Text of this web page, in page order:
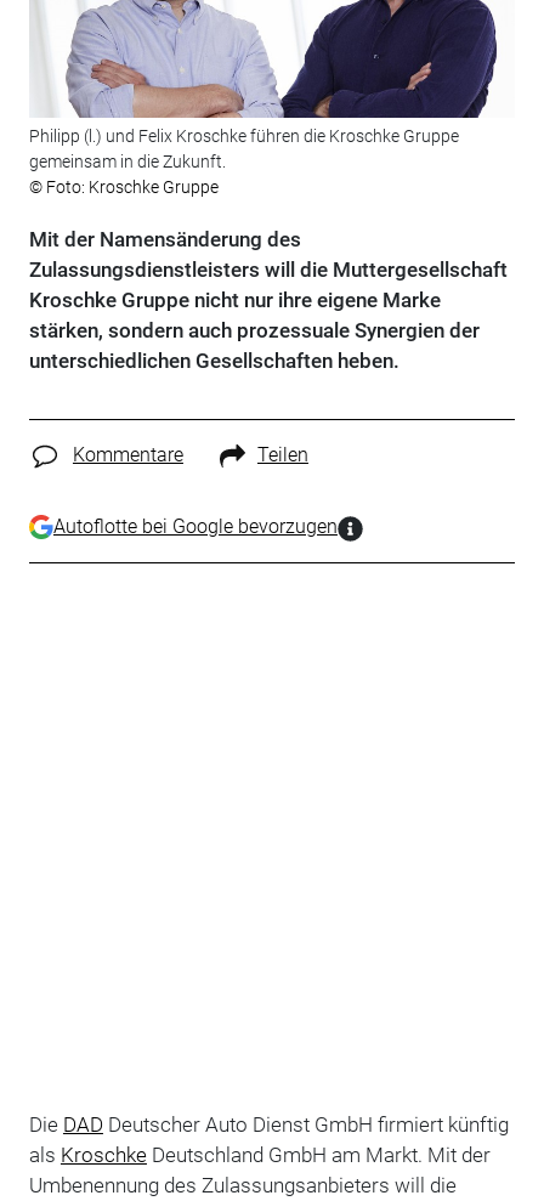
Philipp (l.) und Felix Kroschke führen die Kroschke Gruppe
gemeinsam in die Zukunft.
© Foto: Kroschke Gruppe
Mit der Namensänderung des
Zulassungsdienstleisters will die Muttergesellschaft
Kroschke Gruppe nicht nur ihre eigene Marke
stärken, sondern auch prozessuale Synergien der
unterschiedlichen Gesellschaften heben.
Kommentare Teilen
Autoflotte bei Google bevorzugen
Die DAD Deutscher Auto Dienst GmbH firmiert künftig
als KroschkeDeutschland GmbH am Markt. Mit der
Umbenennung des Zulassungsanbieters will die